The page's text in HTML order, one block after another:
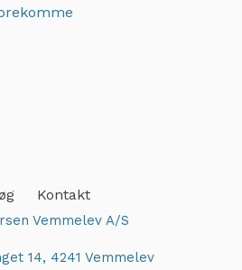
Kontakt
Vemmelev A/S
14, 4241 Vemmelev